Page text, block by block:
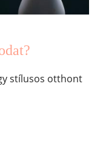
stílusos otthont